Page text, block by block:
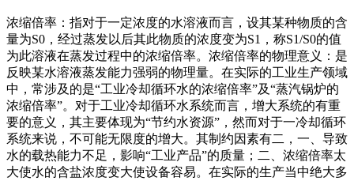
浓缩倍率：指对于一定浓度的水溶液而言，设其某种物质的含
量为S0，经过蒸发以后其此物质的浓度变为S1，称S1/S0的值
为此溶液在蒸发过程中的浓缩倍率。浓缩倍率的物理意义：是
反映某水溶液蒸发能力强弱的物理量。在实际的工业生产领域
中，常涉及的是“工业冷却循环水的浓缩倍率”及“蒸汽锅炉的
浓缩倍率”。对于工业冷却循环水系统而言，增大系统的有重
要的意义，其主要体现为“节约水资源”，然而对于一冷却循环
系统来说，不可能无限度的增大。其制约因素有二，一、导致
水的载热能力不足，影响“工业产品”的质量；二、浓缩倍率太
大使水的含盐浓度变大使设备容易。在实际的生产当中绝大多